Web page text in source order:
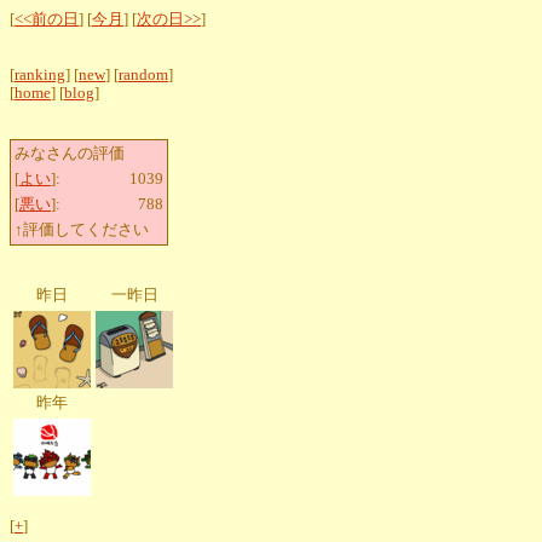
[<<前の日 ] [今月 ] [次の日>>]
[ranking] [new] [random]
[home] [blog]
みなさんの評価
[よい]:
1039
[悪い]:
788
↑評価してください
昨日 一昨日
昨年
[+]